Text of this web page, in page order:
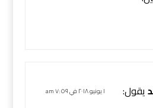
يقول: ١ يونيو ٢٠١٨ في ٧:٥٩ am